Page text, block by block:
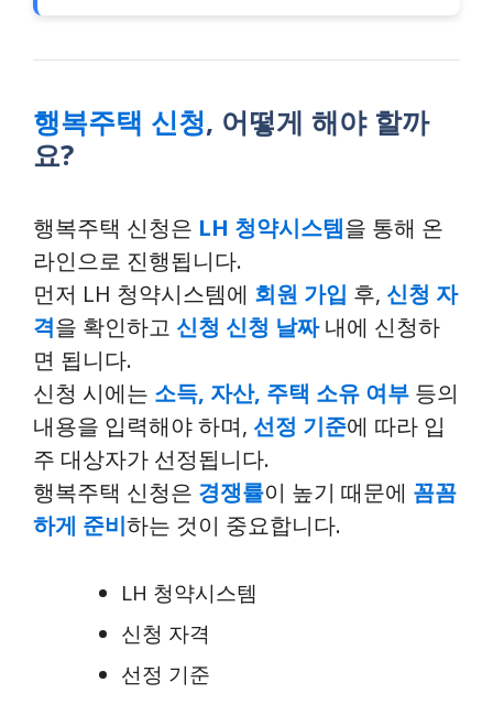
행복주택 신청, 어떻게 해야 할까
요?
행복주택 신청은 LH 청약시스템을 통해 온
라인으로 진행됩니다.
먼저 LH 청약시스템에 회원 가입 후, 신청 자
격을 확인하고 신청 신청 날짜내에 신청하
면 됩니다.
신청 시에는 소득, 자산, 주택 소유 여부 등의
내용을 입력해야 하며, 선정 기준에 따라 입
주 대상자가 선정됩니다.
행복주택 신청은 경쟁률이 높기 때문에 꼼꼼
하게 준비하는 것이 중요합니다.
LH 청약시스템
신청 자격
선정 기준